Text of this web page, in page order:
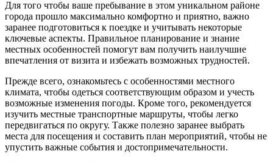
Для того чтобы ваше пребывание в этом уникальном районе
города прошло максимально комфортно и приятно, важно
заранее подготовиться к поездке и учитывать некоторые
ключевые аспекты. Правильное планирование и знание
местных особенностей помогут вам получить наилучшие
впечатления от визита и избежать возможных трудностей.
Прежде всего, ознакомьтесь с особенностями местного
климата, чтобы одеться соответствующим образом и учесть
возможные изменения погоды. Кроме того, рекомендуется
изучить местные транспортные маршруты, чтобы легко
передвигаться по округу. Также полезно заранее выбрать
места для посещения и составить план мероприятий, чтобы не
упустить важные события и достопримечательности.